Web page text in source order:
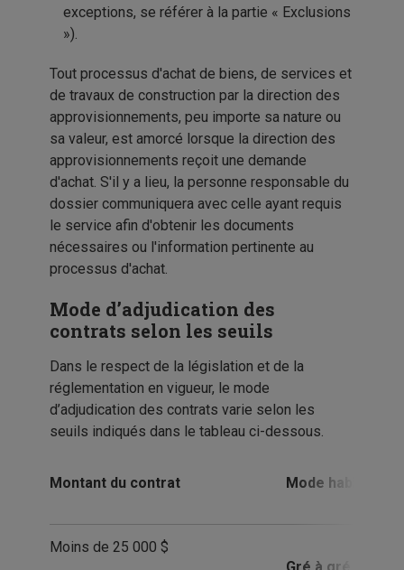
exceptions, se référer à la partie « Exclusions
»).
Tout processus d'achat de biens, de services et
de travaux de construction par la direction des
approvisionnements, peu importe sa nature ou
sa valeur, est amorcé lorsque la direction des
approvisionnements reçoit une demande
d'achat. S'il y a lieu, la personne responsable du
dossier communiquera avec celle ayant requis
le service afin d'obtenir les documents
nécessaires ou l'information pertinente au
processus d'achat.
Mode d’adjudication des
contrats selon les seuils
Dans le respect de la législation et de la
réglementation en vigueur, le mode
d’adjudication des contrats varie selon les
seuils indiqués dans le tableau ci-dessous.
Montant du contrat Mode habituel
Moins de 25 000 $